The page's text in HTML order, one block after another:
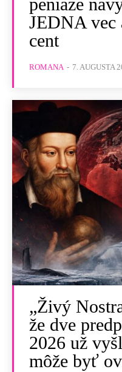
peniaze
JEDNA vec
cent
ROMANA - 7. AUGUSTA
„Živý
že dve
2026 už
môže byť